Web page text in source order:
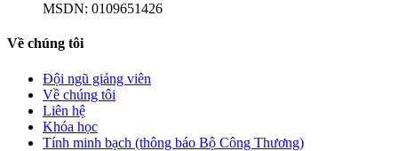
MSDN: 0109651426
Về chúng tôi
Đội ngũ giảng viên
Về chúng tôi
Liên hệ
Khóa học
Tính minh bạch (thông báo Bộ Công Thương)